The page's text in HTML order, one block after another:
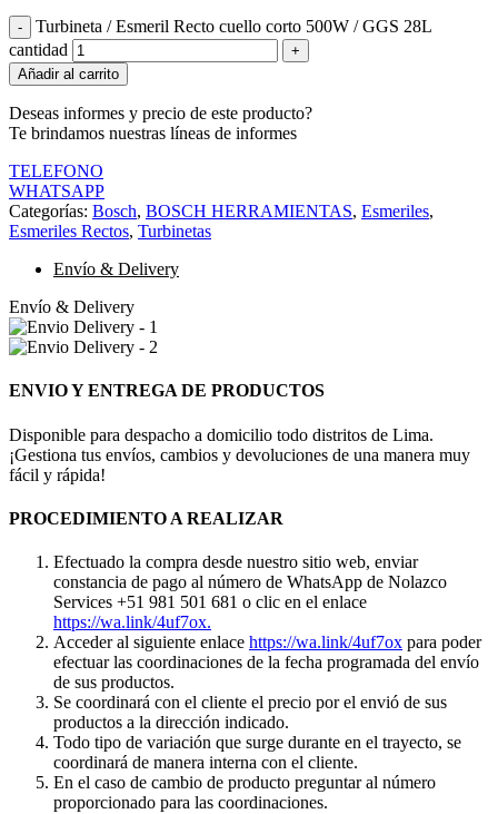
Turbineta / Esmeril Recto cuello corto 500W / GGS 28L
cantidad
Añadir al carrito
Deseas informes y precio de este producto?
Te brindamos nuestras líneas de informes
TELEFONO
WHATSAPP
Categorías: Bosch, BOSCH HERRAMIENTAS, Esmeriles,
Esmeriles Rectos, Turbinetas
Envío & Delivery
Envío & Delivery
ENVIO Y ENTREGA DE PRODUCTOS
Disponible para despacho a domicilio todo distritos de Lima.
¡Gestiona tus envíos, cambios y devoluciones de una manera muy
fácil y rápida!
PROCEDIMIENTO A REALIZAR
Efectuado la compra desde nuestro sitio web, enviar
constancia de pago al número de WhatsApp de Nolazco
Services +51 981 501 681 o clic en el enlace
https://wa.link/4uf7ox.
Acceder al siguiente enlace https://wa.link/4uf7ox para poder
efectuar las coordinaciones de la fecha programada del envío
de sus productos.
Se coordinará con el cliente el precio por el envió de sus
productos a la dirección indicado.
Todo tipo de variación que surge durante en el trayecto, se
coordinará de manera interna con el cliente.
En el caso de cambio de producto preguntar al número
proporcionado para las coordinaciones.